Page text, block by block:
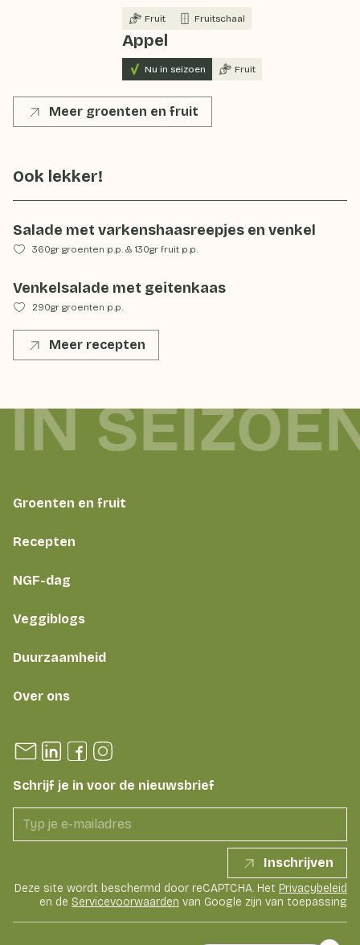
Fruit Fruitschaal
Appel
Nu in seizoen Fruit
Meer groenten en fruit
Ook lekker!
Salade met varkenshaasreepjes en venkel
360gr groenten p.p. & 130gr fruit p.p.
Venkelsalade met geitenkaas
290gr groenten p.p.
Meer recepten
Groenten en fruit
Recepten
NGF-dag
Veggiblogs
Duurzaamheid
Over ons
Schrijf je in voor de nieuwsbrief
Inschrijven
Deze site wordt beschermd door reCAPTCHA. Het Privacybeleid
en de Servicevoorwaarden van Google zijn van toepassing